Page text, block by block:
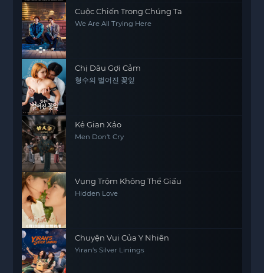
Cuộc Chiến Trong Chúng Ta
We Are All Trying Here
Chị Dâu Gợi Cảm
형수의 벌어진 꽃잎
Kẻ Gian Xảo
Men Don't Cry
Vụng Trộm Không Thể Giấu
Hidden Love
Chuyện Vui Của Y Nhiên
Yiran's Silver Linings